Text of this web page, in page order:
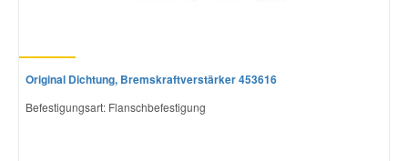
Original Dichtung, Bremskraftverstärker 453616
Befestigungsart: Flanschbefestigung